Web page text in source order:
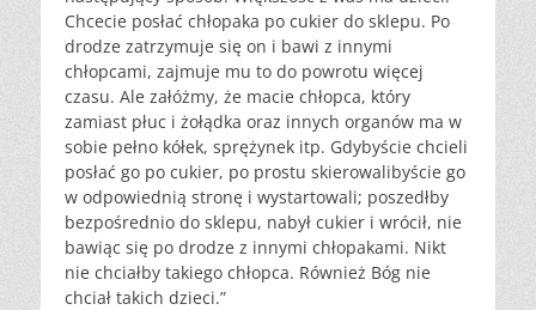
Chcecie posłać chłopaka po cukier do sklepu. Po
drodze zatrzymuje się on i bawi z innymi
chłopcami, zajmuje mu to do powrotu więcej
czasu. Ale załóżmy, że macie chłopca, który
zamiast płuc i żołądka oraz innych organów ma w
sobie pełno kółek, sprężynek itp. Gdybyście chcieli
posłać go po cukier, po prostu skierowalibyście go
w odpowiednią stronę i wystartowali; poszedłby
bezpośrednio do sklepu, nabył cukier i wrócił, nie
bawiąc się po drodze z innymi chłopakami. Nikt
nie chciałby takiego chłopca. Również Bóg nie
chciał takich dzieci.”